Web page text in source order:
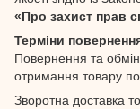
«Про захист прав
Терміни
Повернення та
отримання товару
Зворотна доставка